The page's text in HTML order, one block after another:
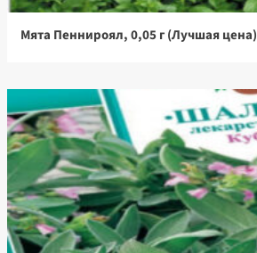
Мята Пеннироял, 0,05 г (Лучшая цена)